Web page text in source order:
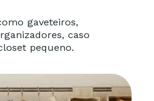
gaveteiros,
caso
pequeno.